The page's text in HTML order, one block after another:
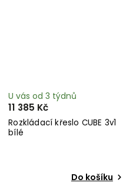
Rozkládací křeslo CUBE 3v1
bílé
U vás od 3 týdnů
11 385 Kč
Do košíku